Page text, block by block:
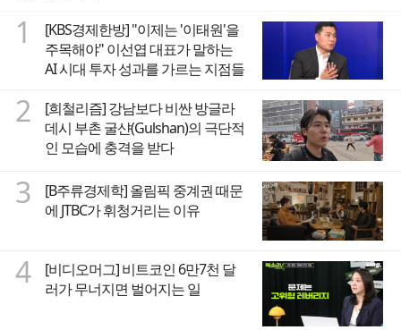
1
[KBS경제한방] "이제는 '이태원'을
주목해야" 이선엽 대표가 말하는
AI 시대 투자 성과를 가르는 지점들
2
[희철리즘] 강남보다 비싼 방글라
데시 부촌 굴샨(Gulshan)의 극단적
인 모습에 충격을 받다
3
[B주류경제학] 올림픽 중계권 때문
에 JTBC가 휘청거리는 이유
4
[비디오머그] 비트코인 6만7천 달
러가 무너지면 벌어지는 일